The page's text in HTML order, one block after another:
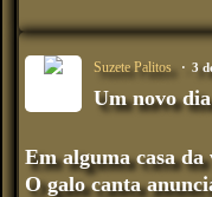
Suzete Palitos 3
Um novo
Em alguma casa da
O galo canta